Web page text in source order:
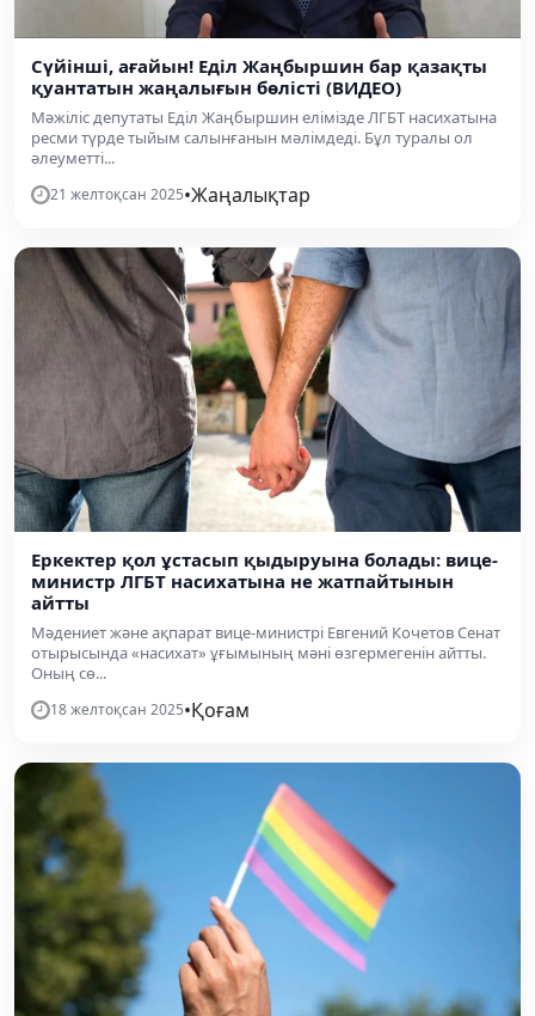
Сүйінші, ағайын! Еділ Жаңбыршин бар қазақты
қуантатын жаңалығын бөлісті (ВИДЕО)
Мәжіліс депутаты Еділ Жаңбыршин елімізде ЛГБТ насихатына
ресми түрде тыйым салынғанын мәлімдеді. Бұл туралы ол
әлеуметті...
21 желтоқсан 2025•Жаңалықтар
Еркектер қол ұстасып қыдыруына болады: вице-
министр ЛГБТ насихатына не жатпайтынын
айтты
Мәдениет және ақпарат вице-министрі Евгений Кочетов Сенат
отырысында «насихат» ұғымының мәні өзгермегенін айтты.
Оның сө...
18 желтоқсан 2025•Қоғам